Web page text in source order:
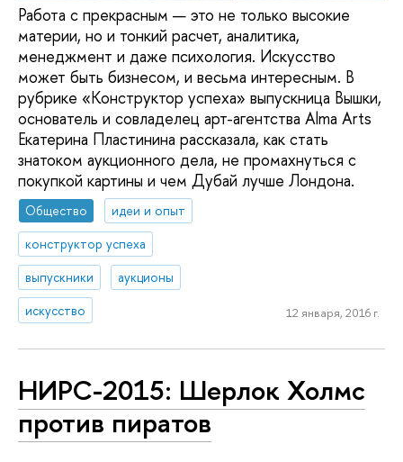
Работа с прекрасным — это не только высокие
материи, но и тонкий расчет, аналитика,
менеджмент и даже психология. Искусство
может быть бизнесом, и весьма интересным. В
рубрике «Конструктор успеха» выпускница Вышки,
основатель и совладелец арт-агентства Alma Arts
Екатерина Пластинина рассказала, как стать
знатоком аукционного дела, не промахнуться с
покупкой картины и чем Дубай лучше Лондона.
Общество
идеи и опыт
конструктор успеха
выпускники
аукционы
искусство
12 января, 2016 г.
НИРС-2015: Шерлок Холмс
против пиратов